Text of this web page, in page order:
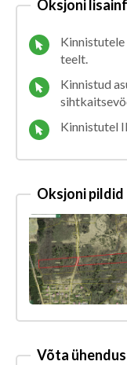
Oksjoni
teelt.
Kinnistud
Kinnistutel
Oksjoni pildid
Võta